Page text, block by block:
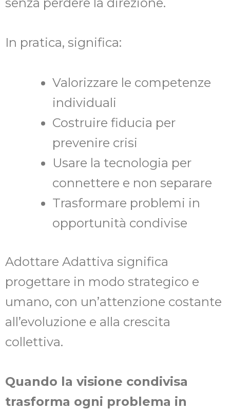
In pratica, significa:
Valorizzare le competenze
individuali
Costruire fiducia per
prevenire crisi
Usare la tecnologia per
connettere e non separare
Trasformare problemi in
opportunità condivise
Adottare Adattiva significa
progettare in modo strategico e
umano, con un’attenzione costante
all’evoluzione e alla crescita
collettiva.
Quando la visione condivisa
trasforma ogni problema in